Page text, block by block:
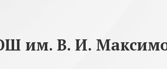
им. В. И.